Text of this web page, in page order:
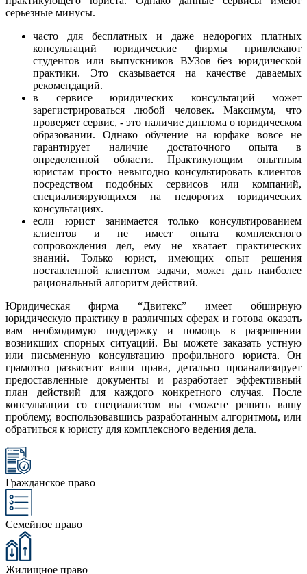
серьезные минусы.
часто для бесплатных и даже недорогих платных
консультаций юридические фирмы привлекают
студентов или выпускников ВУЗов без юридической
практики. Это сказывается на качестве даваемых
рекомендаций.
в сервисе юридических консультаций может
зарегистрироваться любой человек. Максимум, что
проверяет сервис, - это наличие диплома о юридическом
образовании. Однако обучение на юрфаке вовсе не
гарантирует наличие достаточного опыта в
определенной области. Практикующим опытным
юристам просто невыгодно консультировать клиентов
посредством подобных сервисов или компаний,
специализирующихся на недорогих юридических
консультациях.
если юрист занимается только консультированием
клиентов и не имеет опыта комплексного
сопровождения дел, ему не хватает практических
знаний. Только юрист, имеющих опыт решения
поставленной клиентом задачи, может дать наиболее
рациональный алгоритм действий.
Юридическая фирма “Двитекс” имеет обширную
юридическую практику в различных сферах и готова оказать
вам необходимую поддержку и помощь в разрешении
возникших спорных ситуаций. Вы можете заказать устную
или письменную консультацию профильного юриста. Он
грамотно разъяснит ваши права, детально проанализирует
предоставленные документы и разработает эффективный
план действий для каждого конкретного случая. После
консультации со специалистом вы сможете решить вашу
проблему, воспользовавшись разработанным алгоритмом, или
обратиться к юристу для комплексного ведения дела.
Гражданское право
Семейное право
Жилищное право